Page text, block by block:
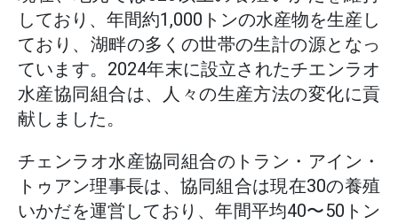
しており、年間約1,000トンの水産物を生産し
ており、湖畔の多くの世帯の生計の源となっ
ています。2024年末に設立されたチエンラオ
水産協同組合は、人々の生産方法の変化に貢
献しました。
チェンラオ水産協同組合のトラン・アイン・
トゥアン理事長は、協同組合は現在30の養殖
いかだを運営しており、年間平均40〜50トン